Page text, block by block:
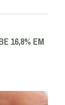
16,8% EM